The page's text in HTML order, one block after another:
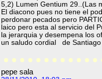
5,2) Lumen Gentium 29..(Las
El diacono pues no tiene el
perdonar pecados pero
laico pero esta al servicio del
la jerarquia y desempena los
un saludo cordial de
pepe sala